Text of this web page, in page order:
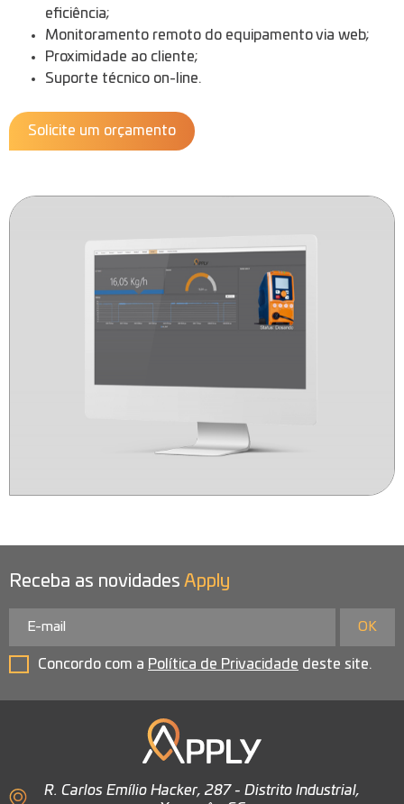
eficiência;
Monitoramento remoto do equipamento via web;
Proximidade ao cliente;
Suporte técnico on-line.
Solicite um orçamento
Receba as novidades Apply
Concordo com a Política de Privacidade deste site.
R. Carlos Emílio Hacker, 287 - Distrito Industrial,